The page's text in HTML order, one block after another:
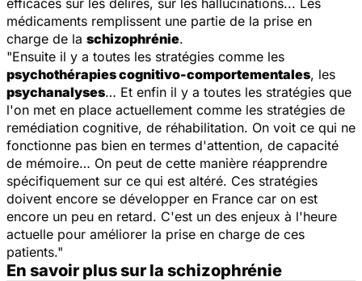
médicaments remplissent une partie de la prise en
charge de la schizophrénie.
"Ensuite il y a toutes les stratégies comme les
psychothérapies cognitivo-comportementales, les
psychanalyses… Et enfin il y a toutes les stratégies que
l'on met en place actuellement comme les stratégies de
remédiation cognitive, de réhabilitation. On voit ce qui ne
fonctionne pas bien en termes d'attention, de capacité
de mémoire… On peut de cette manière réapprendre
spécifiquement sur ce qui est altéré. Ces stratégies
doivent encore se développer en France car on est
encore un peu en retard. C'est un des enjeux à l'heure
actuelle pour améliorer la prise en charge de ces
patients."
En savoir plus sur la schizophrénie